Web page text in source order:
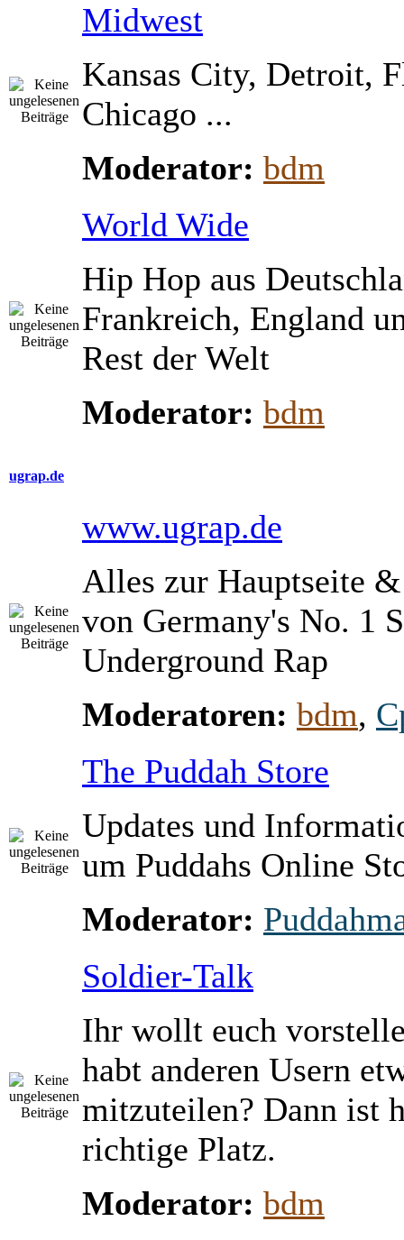
Midwest
Kansas City, Detroit,
Chicago ...
Moderator: bdm
World Wide
Hip Hop aus
Frankreich, England
Rest der Welt
Moderator: bdm
ugrap.de
www.ugrap.de
Alles zur Hauptseite
von Germany's No. 1
Underground Rap
Moderatoren: bdm,
The Puddah Store
Updates und
um Puddahs Online
Moderator:
Soldier-Talk
Ihr wollt euch
habt anderen Usern
mitzuteilen? Dann ist
richtige Platz.
Moderator: bdm